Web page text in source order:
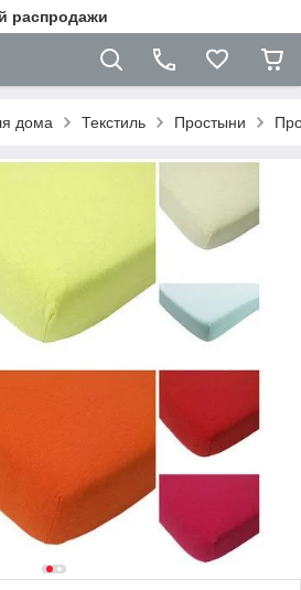
распродажи
дома Текстиль Простыни